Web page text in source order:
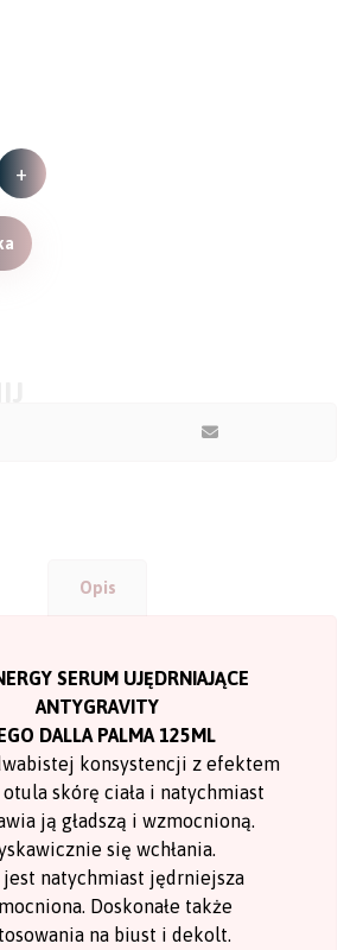
+
Opis
SERUM UJĘDRNIAJĄCE
ANTYGRAVITY
DALLA PALMA 125ML
konsystencji z efektem
skórę ciała i natychmiast
ją gładszą i wzmocnioną.
się wchłania.
jest natychmiast jędrniejsza
Doskonałe także
na biust i dekolt.